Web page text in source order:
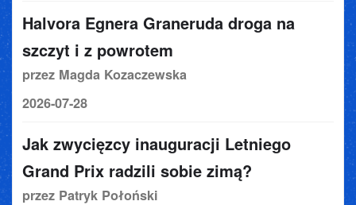
Halvora Egnera Graneruda droga na
szczyt i z powrotem
przez Magda Kozaczewska
2026-07-28
Jak zwycięzcy inauguracji Letniego
Grand Prix radzili sobie zimą?
przez Patryk Połoński